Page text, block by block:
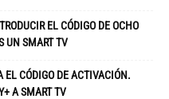
EL CÓDIGO DE OCHO
UN SMART TV
CÓDIGO DE ACTIVACIÓN.
A SMART TV